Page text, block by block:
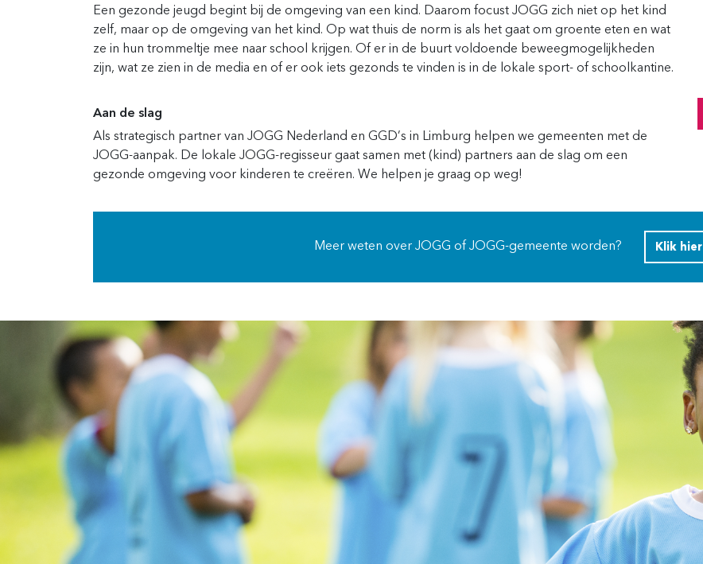
Een gezonde jeugd begint bij de omgeving van een kind. Daarom focust JOGG zich niet op het kind
zelf, maar op de omgeving van het kind. Op wat thuis de norm is als het gaat om groente eten en wat
ze in hun trommeltje mee naar school krijgen. Of er in de buurt voldoende beweegmogelijkheden
zijn, wat ze zien in de media en of er ook iets gezonds te vinden is in de lokale sport- of schoolkantine.
Aan de slag
Als strategisch partner van JOGG Nederland en GGD’s in Limburg helpen we gemeenten met de
JOGG-aanpak. De lokale JOGG-regisseur gaat samen met (kind) partners aan de slag om een
gezonde omgeving voor kinderen te creëren. We helpen je graag op weg!
Meer weten over JOGG of JOGG-gemeente worden? Klik hier